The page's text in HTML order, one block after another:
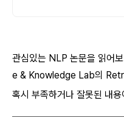
관심있는 NLP 논문을 읽어
e & Knowledge Lab의
혹시 부족하거나 잘못된 내